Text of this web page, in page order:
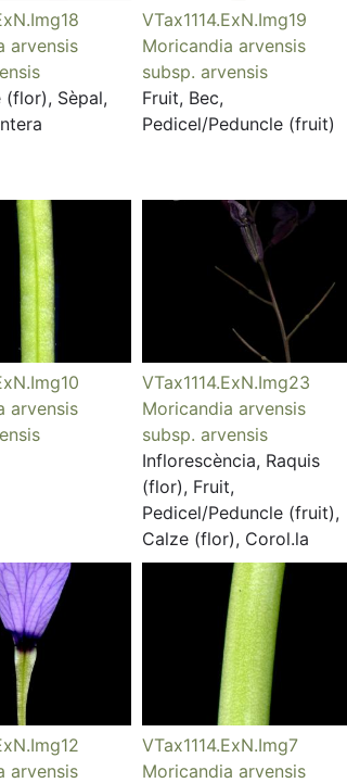
arvensis
(flor), Sèpal,
VTax1114.ExN.Img19
Moricandia arvensis
subsp. arvensis
Fruit, Bec,
Pedicel/Peduncle (fruit)
arvensis
VTax1114.ExN.Img23
Moricandia arvensis
subsp. arvensis
Inflorescència, Raquis
(flor), Fruit,
Pedicel/Peduncle (fruit),
Calze (flor), Corol.la
arvensis
VTax1114.ExN.Img7
Moricandia arvensis